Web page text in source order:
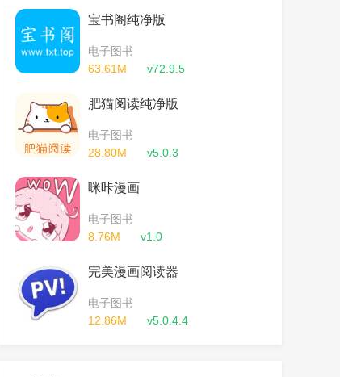
宝书阁纯净版
电子图书
63.61M
v72.9.5
肥猫阅读纯净版
电子图书
28.80M
v5.0.3
咪咔漫画
电子图书
8.76M
v1.0
完美漫画阅读器
电子图书
12.86M
v5.0.4.4